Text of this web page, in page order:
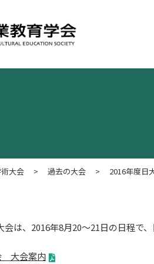
大会 > 過去の大会 > 2016年度日
会は、2016年8月20～21日の日程で
大会案内